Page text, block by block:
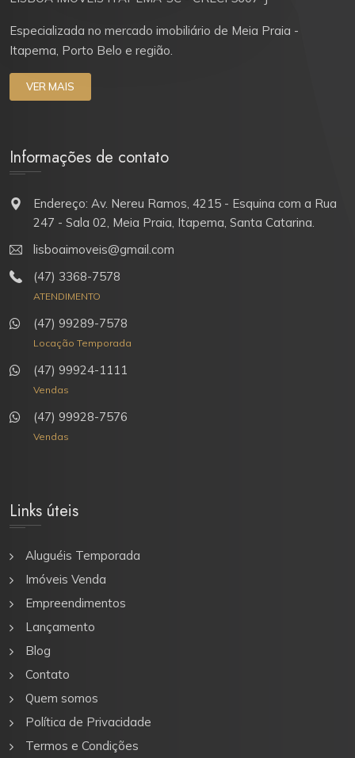
Especializada no mercado imobiliário de Meia Praia -
Itapema, Porto Belo e região.
VER MAIS
Informações de contato
Endereço: Av. Nereu Ramos, 4215 - Esquina com a Rua
247 - Sala 02, Meia Praia, Itapema, Santa Catarina.
lisboaimoveis@gmail.com
(47) 3368-7578
ATENDIMENTO
(47) 99289-7578
Locação Temporada
(47) 99924-1111
Vendas
(47) 99928-7576
Vendas
Links úteis
Aluguéis Temporada
Imóveis Venda
Empreendimentos
Lançamento
Blog
Contato
Quem somos
Política de Privacidade
Termos e Condições